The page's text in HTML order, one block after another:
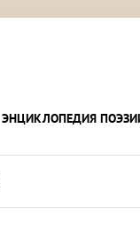
ЭНЦИКЛОПЕДИЯ